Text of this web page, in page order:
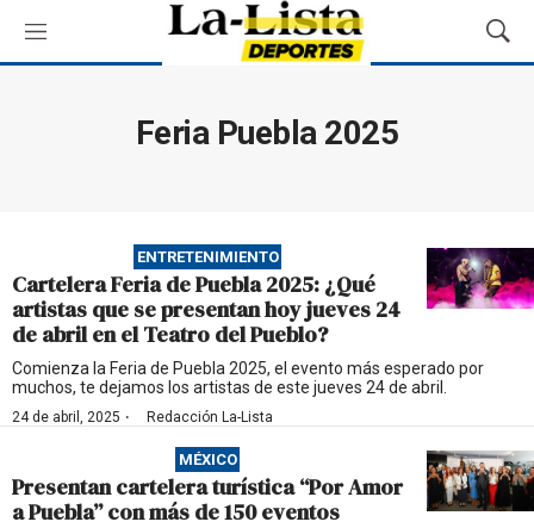
M
e
M
o
ú
s
q
u
Feria Puebla 2025
ENTRETENIMIENTO
Cartelera Feria de Puebla 2025: ¿Qué
artistas que se presentan hoy jueves 24
de abril en el Teatro del Pueblo?
Comienza la Feria de Puebla 2025, el evento más esperado por
muchos, te dejamos los artistas de este jueves 24 de abril.
24 de abril, 2025 · Redacción La-Lista
MÉXICO
Presentan cartelera turística “Por Amor
a Puebla” con más de 150 eventos